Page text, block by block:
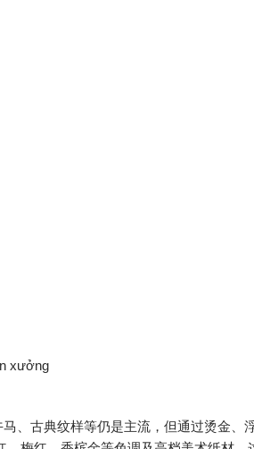
、古典纹样等仍是主流，但通过烫金、